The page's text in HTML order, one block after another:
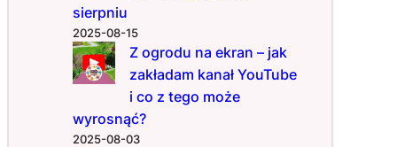
sierpniu
2025-08-15
Z ogrodu na ekran – jak
zakładam kanał YouTube
i co z tego może
wyrosnąć?
2025-08-03